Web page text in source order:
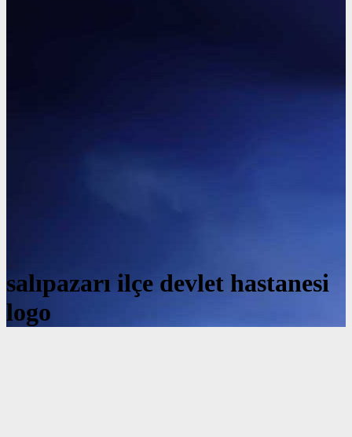
salıpazarı ilçe devlet hastanesi
logo